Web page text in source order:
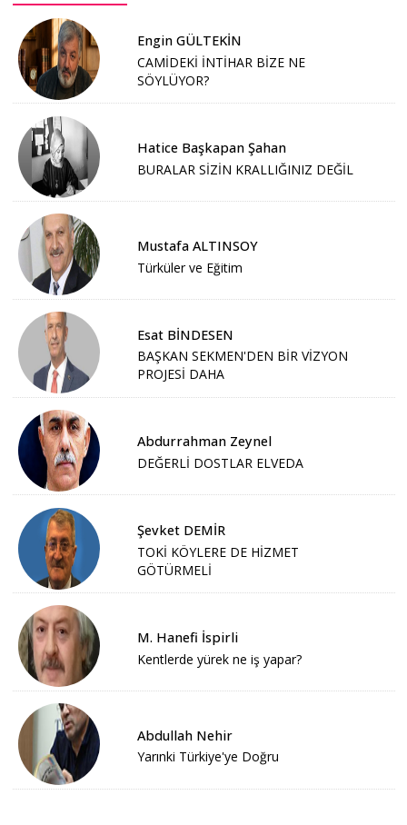
Engin GÜLTEKİN
CAMİDEKİ İNTİHAR BİZE NE
SÖYLÜYOR?
Hatice Başkapan Şahan
BURALAR SİZİN KRALLIĞINIZ DEĞİL
Mustafa ALTINSOY
Türküler ve Eğitim
Esat BİNDESEN
BAŞKAN SEKMEN'DEN BİR VİZYON
PROJESİ DAHA
Abdurrahman Zeynel
DEĞERLİ DOSTLAR ELVEDA
Şevket DEMİR
TOKİ KÖYLERE DE HİZMET
GÖTÜRMELİ
M. Hanefi İspirli
Kentlerde yürek ne iş yapar?
Abdullah Nehir
Yarınki Türkiye'ye Doğru